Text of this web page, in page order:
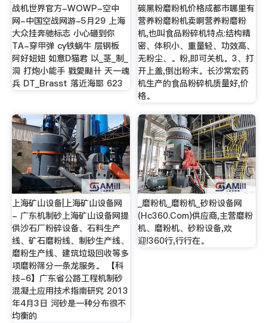
战机世界官方-WOWP-空中
网-中国空战网游-5月29 上海
大众挂奔驰标志 小心砸到你
TA-穿甲弹 cy铁蜗牛 层钢板
阿好妞妞 如意D猫君 以_茎_制_
洞 打炮小能手 戥愛颵卄 天一魂
兵 DT_Brasst 落近海耶 623
碳黑粉磨粉机价格成都市哪里有
营养粉磨粉机卖啊营养粉磨粉
机,也叫食品粉碎机特点:结构精
密、体积小、重量轻、功效高、
无粉尘、。粉,即可关机。3、打
开上盖,倒出粉末。长沙常宏药
机生产的食品粉碎机质量好,价
格。
上海矿山设备|上海矿山设备网
- 广东机制砂上海矿山设备网提
供沙石厂粉碎设备、石料生产
线、矿石磨粉线、制砂生产线、
磨粉生产线、建筑垃圾回收等多
项磨粉筛分一条龙服务。 【科
技-6】广东省公路工程机制砂
混凝土应用技术指南研究 2013
年4月3日 河砂是一种分布很不
均衡的
_磨粉机_磨粉机_砂粉设备网
(Hc360.Com)供应商,主营磨粉
机、磨粉机、砂粉设备,欢
迎!360行,行行在。